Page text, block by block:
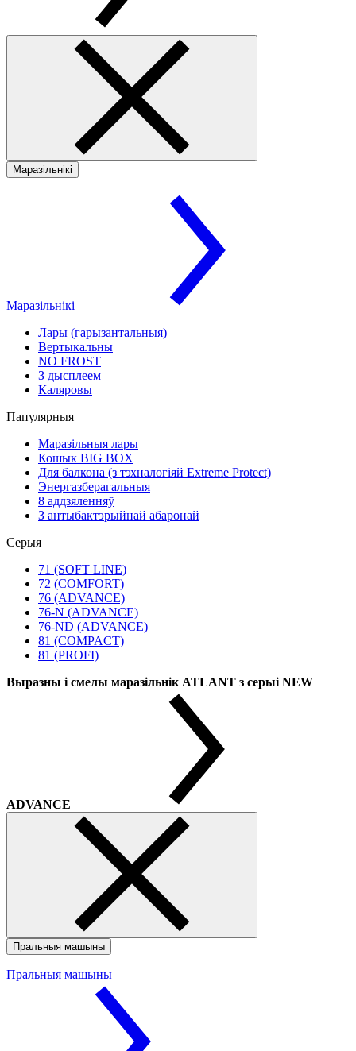
Маразільнікі
Маразільнікі
Лары (гарызантальныя)
Вертыкальны
NO FROST
З дысплеем
Каляровы
Папулярныя
Маразільныя лары
Кошык BIG BOX
Для балкона (з тэхналогіяй Extreme Protect)
Энергазберагальныя
8 аддзяленняў
З антыбактэрыйнай абаронай
Серыя
71 (SOFT LINE)
72 (COMFORT)
76 (ADVANCE)
76-N (ADVANCE)
76-ND (ADVANCE)
81 (COMPACT)
81 (PROFI)
Выразны і смелы маразільнік ATLANT з серыі NEW
ADVANCE
Пральныя машыны
Пральныя машыны